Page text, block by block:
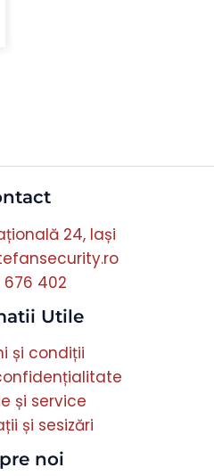
24, Iași
676 402
Utile
și condiții
și service
și sesizări
noi